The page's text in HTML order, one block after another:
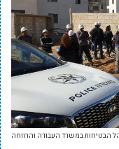
הבטיחות במשרד העבודה והרווחה